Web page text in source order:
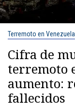
Terremoto en Venezuela
Cifra de
terremoto
aumento:
fallecidos